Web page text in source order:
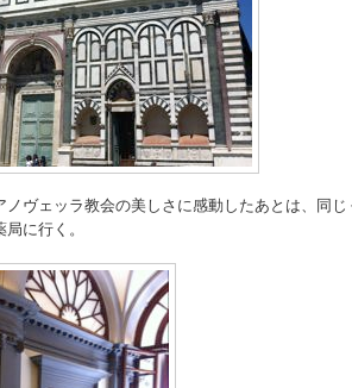
ノヴェッラ教会の美しさに感動したあとは、同
に行く。